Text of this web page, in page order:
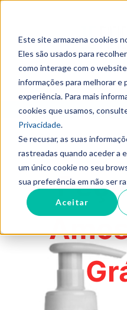
Este site armazena cookies
Eles são usados para
como interage com o
informações para melhorar e
experiência. Para mais
cookies que usamos,
Privacidade.
Se recusar, as suas
rastreadas quando aceder a
um único cookie no seu
sua preferência em não ser
Aceitar